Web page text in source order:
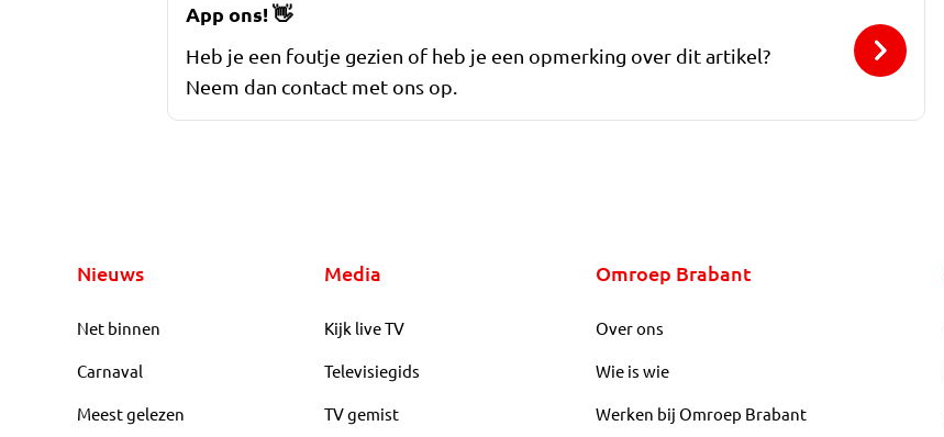
App ons!👋
Heb je een foutje gezien of heb je een opmerking over dit artikel?
Neem dan contact met ons op.
Nieuws
Net binnen
Carnaval
Meest gelezen
Media
Kijk live TV
Televisiegids
TV gemist
Omroep Brabant
Over ons
Wie is wie
Werken bij Omroep Brabant